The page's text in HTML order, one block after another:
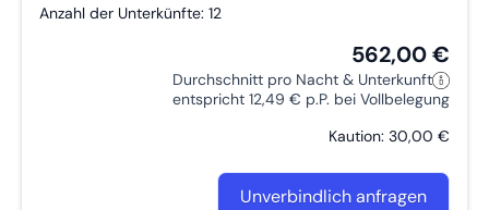
Anzahl der Unterkünfte: 12
562,00 €
Durchschnitt pro Nacht & Unterkunft
entspricht 12,49 € p.P. bei Vollbelegung
Kaution: 30,00 €
Unverbindlich anfragen